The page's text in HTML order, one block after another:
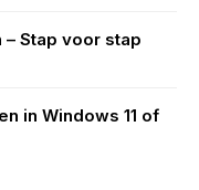
Stap voor stap
in Windows 11 of